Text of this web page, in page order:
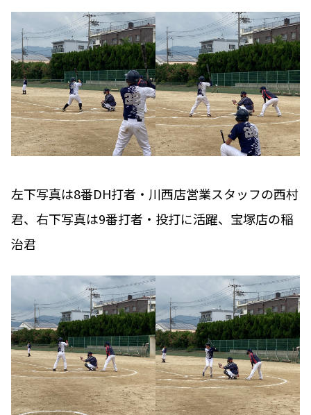
左下写真は8番DH打者・川西店営業スタッフの西村
君、右下写真は9番打者・投打に活躍、宝塚店の稲
治君